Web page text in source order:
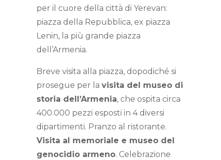
per il cuore della città di Yerevan:
piazza della Repubblica, ex piazza
Lenin, la più grande piazza
dell’Armenia.
Breve visita alla piazza, dopodiché si
prosegue per la visita del museo di
storia dell’Armenia, che ospita circa
400.000 pezzi esposti in 4 diversi
dipartimenti. Pranzo al ristorante.
Visita al memoriale e museo del
genocidio armeno. Celebrazione